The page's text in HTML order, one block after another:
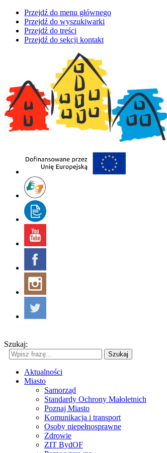
Przejdź do menu głównego
Przejdź do wyszukiwarki
Przejdź do treści
Przejdź do sekcji kontakt
Szukaj:
Szukaj
Aktualności
Miasto
Samorząd
Standardy Ochrony Małoletnich
Poznaj Miasto
Komunikacja i transport
Osoby niepełnosprawne
Zdrowie
ZIT BydOF